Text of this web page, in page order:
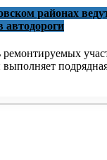
районах
автодороги